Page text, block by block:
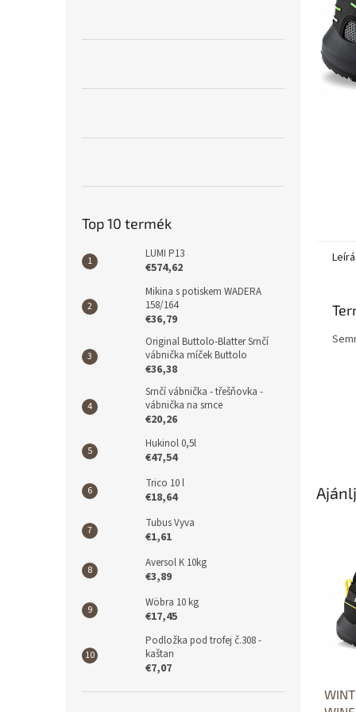
Top 10 termék
LUMI P13
€574,62
Mikina s potiskem WADERA
158/164
€36,79
Original Buttolo-Blatter Srnčí
vábnička míček Buttolo
€36,38
Srnčí vábnička - třešňovka -
vábnička na srnce
€20,26
Hukinol 0,5l
€47,54
Trico 10 l
€18,64
Tubus Vyva
€1,61
Aversol K 10kg
€3,89
Wöbra 10 kg
€17,45
Podložka pod trofej č.308 -
kaštan
€7,07